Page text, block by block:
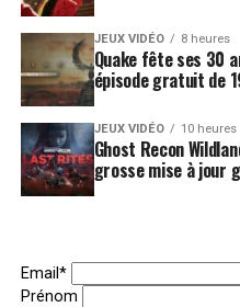
JEUX VIDÉO 8 heures
Quake fête ses 30
épisode gratuit de
JEUX VIDÉO 10 heures
Ghost Recon
grosse mise à jour
Email*
Prénom